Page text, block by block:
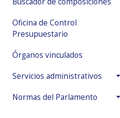
Oficina de Control
Presupuestario
Órganos vinculados
Servicios administrativos
Normas del Parlamento